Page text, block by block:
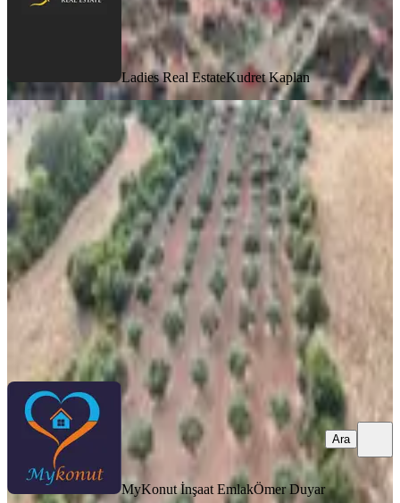
Ladies Real EstateKudret Kaplan
Mykonut'tan Çenger'de 5.5 Dönüm
Tarla
Fethiye, Çenger Mahallesi
5500 m²·2.455/m² ·11.07.2026
13.500.000 ₺
MyKonut İnşaat EmlakÖmer Duyar
MyKonut İnşaat EmlakÖmer Duyar
Ara